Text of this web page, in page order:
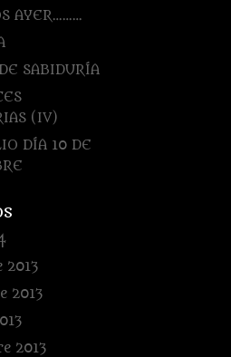
AYER………
SABIDURÍA
(IV)
DÍA 10 DE
2013
2013
2013